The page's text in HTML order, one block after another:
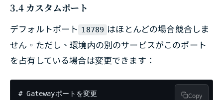
3.4 カスタムポート
デフォルトポート 18789 はほとんどの場合競合しま
せん。ただし、環境内の別のサービスがこのポート
を占有している場合は変更できます：
# Gatewayポートを変更
Copy